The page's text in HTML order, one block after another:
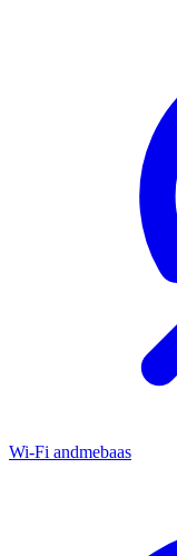
Wi-Fi andmebaas